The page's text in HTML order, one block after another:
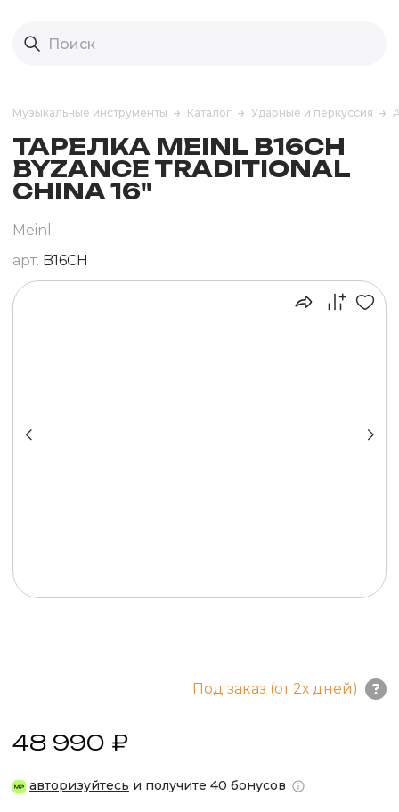
Музыкальные инструменты Каталог Ударные и перкуссия
ТАРЕЛКА MEINL B16CH
BYZANCE TRADITIONAL
CHINA 16"
Meinl
арт. B16CH
Под заказ (от 2х дней)
48 990 ₽
авторизуйтесь и получите 40 бонусов